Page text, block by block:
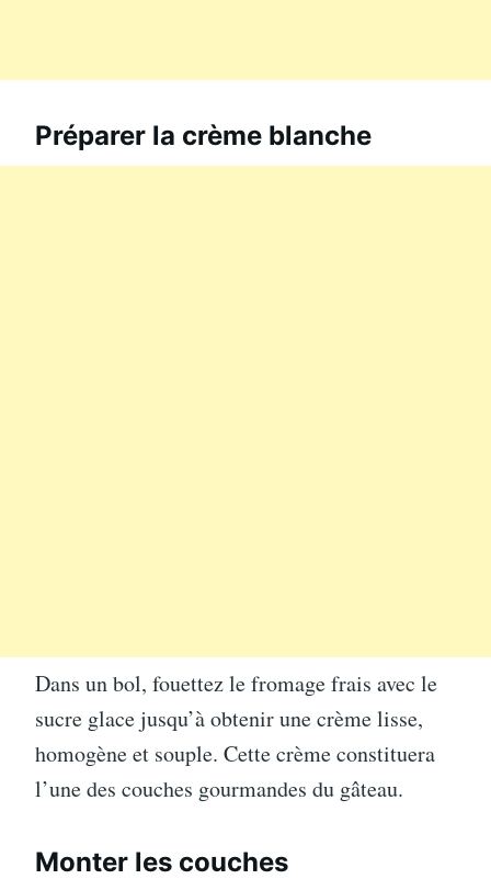
Préparer la crème blanche
Dans un bol, fouettez le fromage frais avec le
sucre glace jusqu’à obtenir une crème lisse,
homogène et souple. Cette crème constituera
l’une des couches gourmandes du gâteau.
Monter les couches